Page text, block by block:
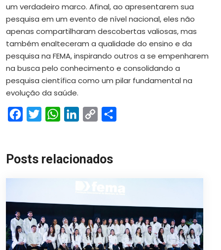
um verdadeiro marco. Afinal, ao apresentarem sua
pesquisa em um evento de nível nacional, eles não
apenas compartilharam descobertas valiosas, mas
também enalteceram a qualidade do ensino e da
pesquisa na FEMA, inspirando outros a se empenharem
na busca pelo conhecimento e consolidando a
pesquisa científica como um pilar fundamental na
evolução da saúde.
FacebookTwitterWhatsAppLinkedIn
Copy
Posts relacionados